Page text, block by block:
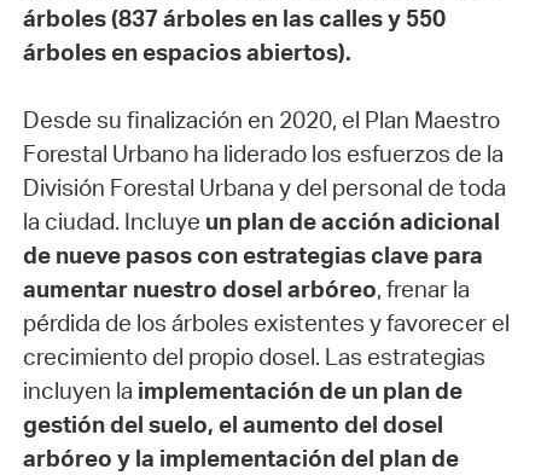
árboles (837 árboles en las calles y 550
árboles en espacios abiertos).
Desde su finalización en 2020, el Plan Maestro
Forestal Urbano ha liderado los esfuerzos de la
División Forestal Urbana y del personal de toda
la ciudad. Incluye un plan de acción adicional
de nueve pasos con estrategias clave para
aumentar nuestro dosel arbóreo, frenar la
pérdida de los árboles existentes y favorecer el
crecimiento del propio dosel. Las estrategias
incluyen la implementación de un plan de
gestión del suelo, el aumento del dosel
arbóreo y la implementación del plan de